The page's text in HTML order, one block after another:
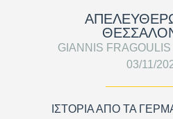
GIANNIS FRAGOULIS
03/11/
ΙΣΤΟΡΙΑ ΑΠΟ ΤΑ